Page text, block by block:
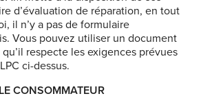
d’évaluation de réparation, en tout
il n’y a pas de formulaire
Vous pouvez utiliser un document
respecte les exigences prévues
ci-dessus.
CONSOMMATEUR